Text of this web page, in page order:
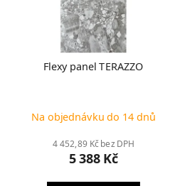
Flexy panel TERAZZO
Na objednávku do 14 dnů
4 452,89 Kč bez DPH
5 388 Kč